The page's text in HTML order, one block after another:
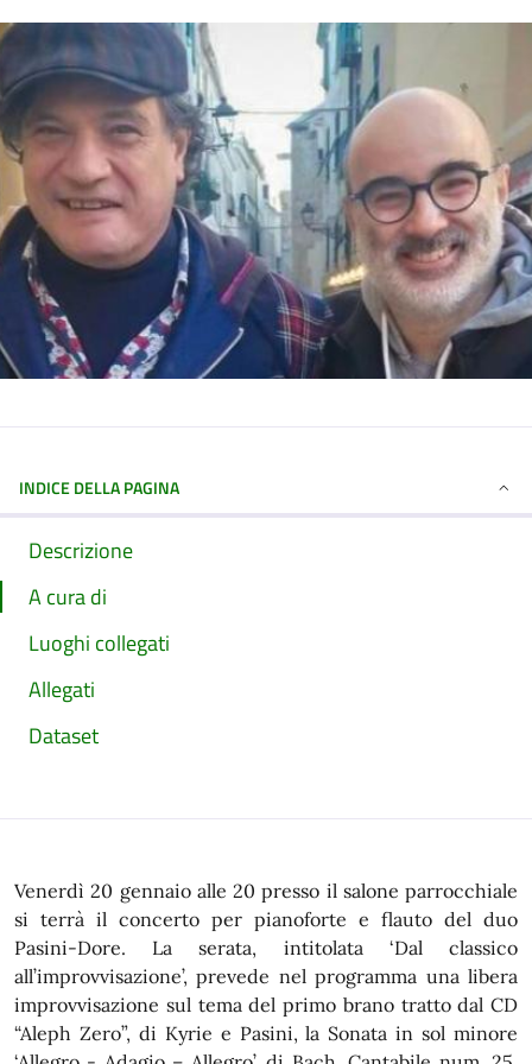
INDICE DELLA PAGINA
Descrizione
A cura di
Luoghi collegati
Allegati
Dataset
Venerdì 20 gennaio alle 20 presso il salone parrocchiale
si terrà il concerto per pianoforte e flauto del duo
Pasini-Dore. La serata, intitolata ‘Dal classico
all’improvvisazione’, prevede nel programma una libera
improvvisazione sul tema del primo brano tratto dal CD
“Aleph Zero”, di Kyrie e Pasini, la Sonata in sol minore